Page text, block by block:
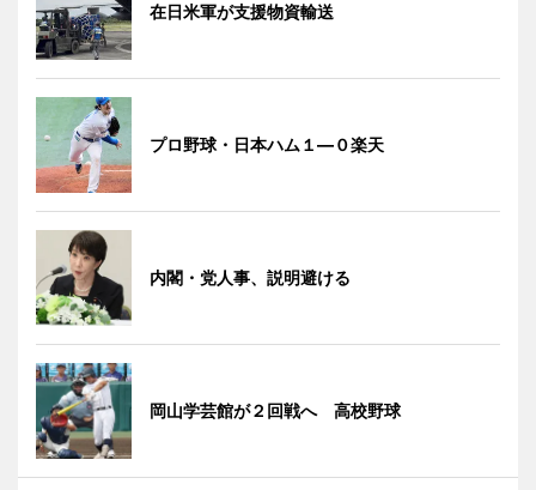
在日米軍が支援物資輸送
プロ野球・日本ハム１―０楽天
内閣・党人事、説明避ける
岡山学芸館が２回戦へ 高校野球